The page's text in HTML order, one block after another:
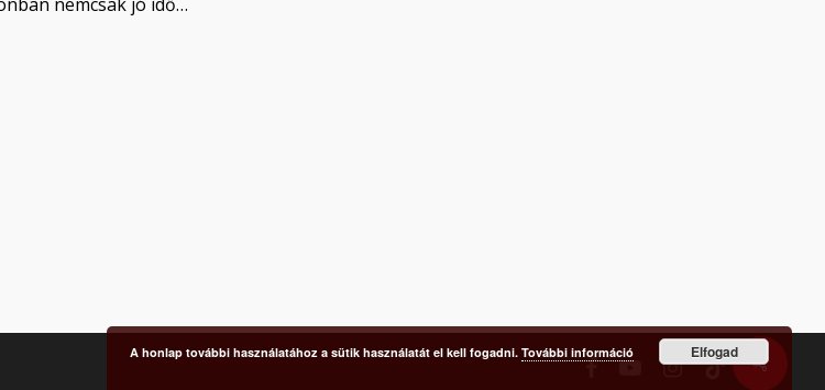
facebookyoutubeinstagram
tiktok
A honlap további használatához a sütik használatát el kell fogadni. További információ Elfogad